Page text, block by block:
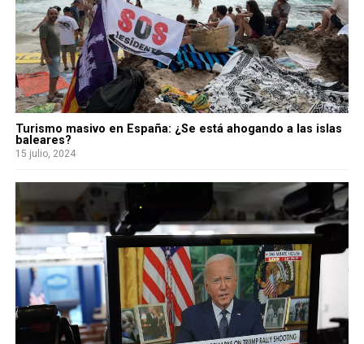
Turismo masivo en España: ¿Se está ahogando a las islas
baleares?
15 julio, 2024